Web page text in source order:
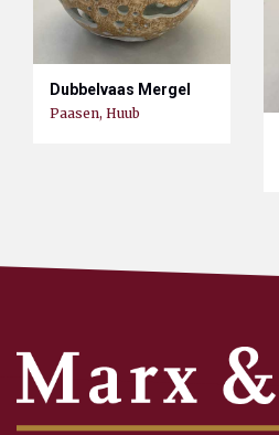
Dubbelvaas Mergel
Paasen, Huub